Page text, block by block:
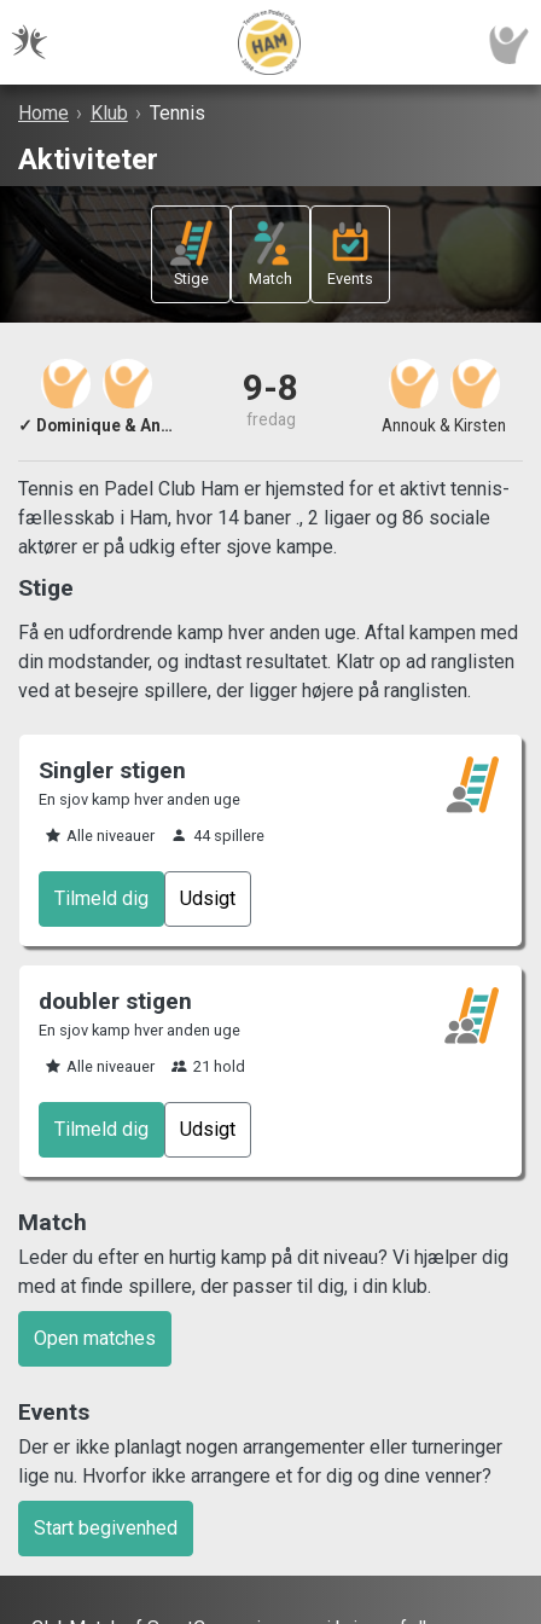
Home › Klub › Tennis
Aktiviteter
Stige Match Events
✓ Dominique & Anne-Sophie
9-8
fredag Annouk & Kirsten
Tennis en Padel Club Ham er hjemsted for et aktivt tennis-
fællesskab i Ham, hvor 14 baner ., 2 ligaer og 86 sociale
aktører er på udkig efter sjove kampe.
Stige
Få en udfordrende kamp hver anden uge. Aftal kampen med
din modstander, og indtast resultatet. Klatr op ad ranglisten
ved at besejre spillere, der ligger højere på ranglisten.
Singler stigen
En sjov kamp hver anden uge
Alle niveauer
44 spillere
Tilmeld dig Udsigt
doubler stigen
En sjov kamp hver anden uge
Alle niveauer
21 hold
Tilmeld dig Udsigt
Match
Leder du efter en hurtig kamp på dit niveau? Vi hjælper dig
med at finde spillere, der passer til dig, i din klub.
Open matches
Events
Der er ikke planlagt nogen arrangementer eller turneringer
lige nu. Hvorfor ikke arrangere et for dig og dine venner?
Start begivenhed